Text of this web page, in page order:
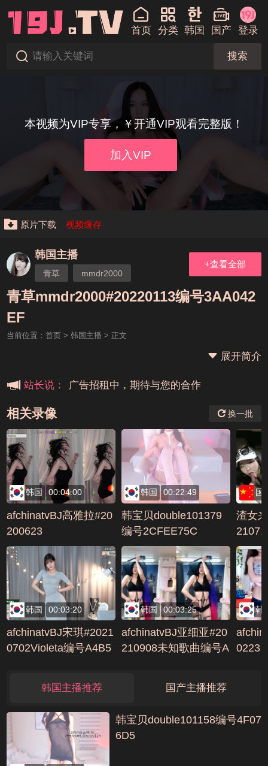
首页 分类 韩国 国产 登录
搜索
本视频为VIP专享，￥开通VIP观看完整版！
加入VIP
原片下载 视频缓存
韩国主播
青草 mmdr2000
+查看全部
青草mmdr2000#20220113编号3AA042
EF
当前位置： 首页> 韩国主播 > 正文
展开简介
站长说： 广告招租中，期待与您的合作
相关录像 换一批
韩国 00:04:00
afchinatvBJ高雅拉#20
200623
韩国 00:22:49
韩宝贝double101379
编号2CFEE75C
国
渣女
6
韩国 00:03:20
afchinatvBJ宋琪#2021
0702Violeta编号A4B5
韩国 00:03:25
afchinatvBJ亚细亚#20
210908未知歌曲编号A
韩
0223
韩国主播推荐 国产主播推荐
韩宝贝double101158编号4F07
6D5